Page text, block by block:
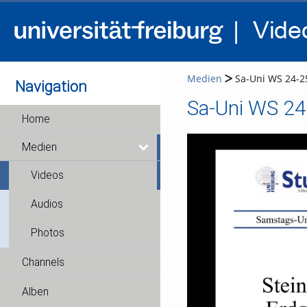
Navigation
Home
Medien
Videos
Audios
Photos
Channels
Alben
Medien Sa-Uni WS 24-
Sa-Uni WS